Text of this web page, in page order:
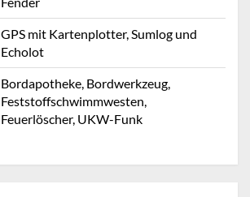
GPS mit Kartenplotter, Sumlog und
Echolot
Bordapotheke, Bordwerkzeug,
Feststoffschwimmwesten,
Feuerlöscher, UKW-Funk